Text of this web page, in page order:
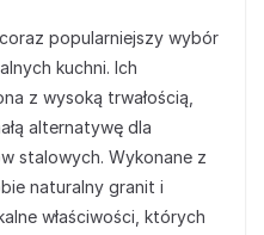
popularniejszy wybór
kuchni. Ich
z wysoką trwałością,
alternatywę dla
stalowych. Wykonane z
naturalny granit i
właściwości, których